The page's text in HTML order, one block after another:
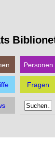
Personen
Fragen